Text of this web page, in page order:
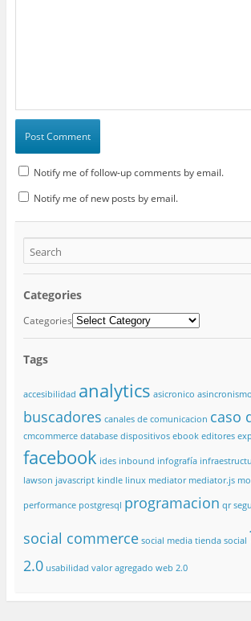
Notify me of follow-up comments by email.
Notify me of new posts by email.
Categories
Categories
Tags
accesibilidad analytics asicronico asincronismo
buscadores canales de comunicacion caso
cmcommerce database dispositivos ebook editores
facebook ides inbound infografía
lawson javascript kindle linux mediator mediator.js
performance postgresql programacion qr
social commerce social media tienda social
2.0 usabilidad valor agregado web 2.0